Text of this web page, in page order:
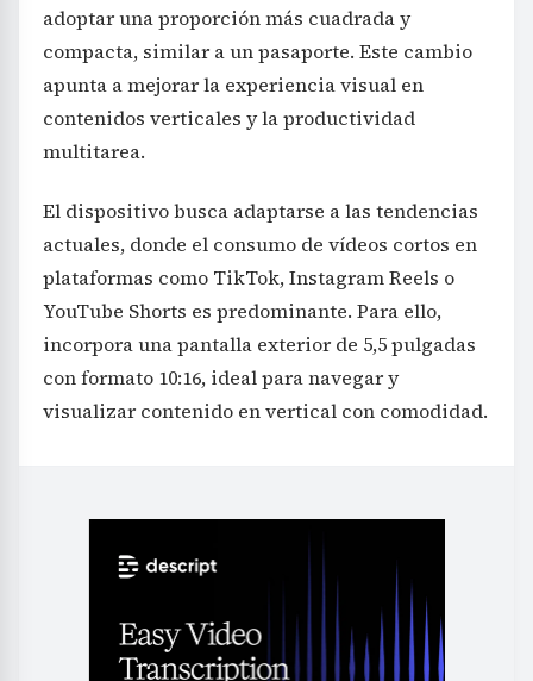
adoptar una proporción más cuadrada y
compacta, similar a un pasaporte. Este cambio
apunta a mejorar la experiencia visual en
contenidos verticales y la productividad
multitarea.
El dispositivo busca adaptarse a las tendencias
actuales, donde el consumo de vídeos cortos en
plataformas como TikTok, Instagram Reels o
YouTube Shorts es predominante. Para ello,
incorpora una pantalla exterior de 5,5 pulgadas
con formato 10:16, ideal para navegar y
visualizar contenido en vertical con comodidad.